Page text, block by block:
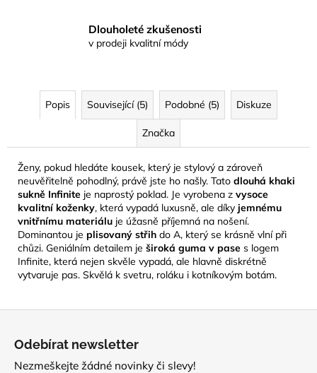
Dlouholeté zkušenosti
v prodeji kvalitní módy
Popis Související (5) Podobné (5) Diskuze
Značka
Ženy, pokud hledáte kousek, který je stylový a zároveň
neuvěřitelně pohodlný, právě jste ho našly. Tato dlouhá khaki
sukně Infinite je naprostý poklad. Je vyrobena z vysoce
kvalitní koženky, která vypadá luxusně, ale díky jemnému
vnitřnímu materiálu je úžasně příjemná na nošení.
Dominantou je plisovaný střih do A, který se krásně vlní při
chůzi. Geniálním detailem je široká guma v pase s logem
Infinite, která nejen skvěle vypadá, ale hlavně diskrétně
vytvaruje pas. Skvělá k svetru, roláku i kotníkovým botám.
Odebírat newsletter
Nezmeškejte žádné novinky či slevy!